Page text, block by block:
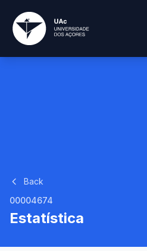
Back
00004674
Estatística